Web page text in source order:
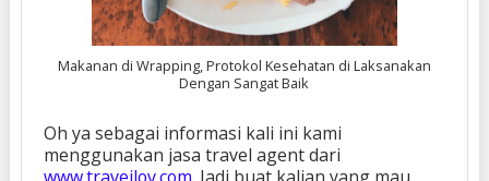
Makanan di Wrapping, Protokol Kesehatan di Laksanakan
Dengan Sangat Baik
Oh ya sebagai informasi kali ini kami
menggunakan jasa travel agent dari